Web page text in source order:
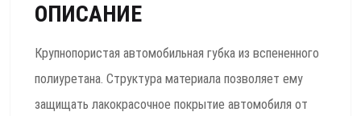
ОПИСАНИЕ
Крупнопористая автомобильная губка из вспененного
полиуретана. Структура материала позволяет ему
защищать лакокрасочное покрытие автомобиля от